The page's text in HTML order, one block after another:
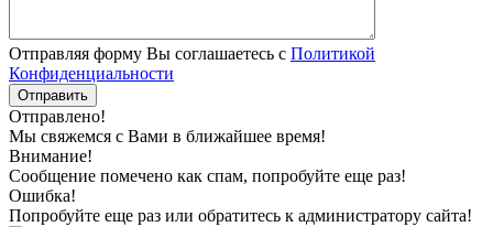
Отправляя форму Вы соглашаетесь с Политикой
Конфиденциальности
Отправлено!
Мы свяжемся с Вами в ближайшее время!
Внимание!
Сообщение помечено как спам, попробуйте еще раз!
Ошибка!
Попробуйте еще раз или обратитесь к администратору сайта!